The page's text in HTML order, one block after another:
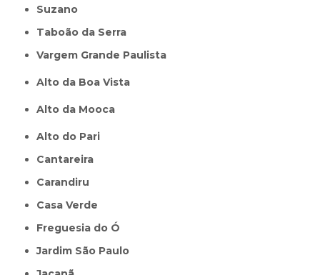
Suzano
Taboão da Serra
Vargem Grande Paulista
Alto da Boa Vista
Alto da Mooca
Alto do Pari
Cantareira
Carandiru
Casa Verde
Freguesia do Ó
Jardim São Paulo